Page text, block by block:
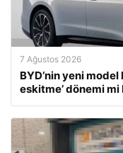
7 Ağustos 2026
BYD’nin yeni
eskitme’ dönemi mi